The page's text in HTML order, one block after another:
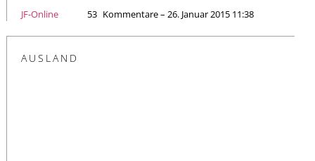
JF-Online 53 Kommentare – 26. Januar 2015 11:38
AUSLAND